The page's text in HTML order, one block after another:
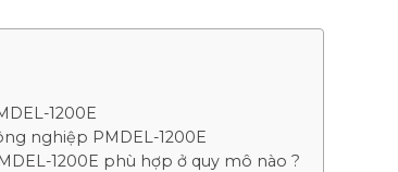
1200E
nghiệp PMDEL-1200E
1200E phù hợp ở quy mô nào ?